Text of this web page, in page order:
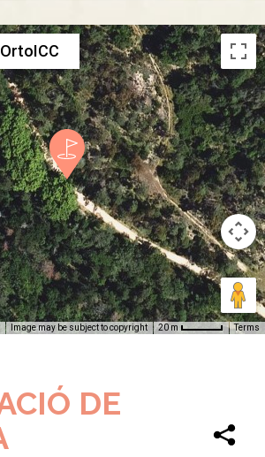
OrtoICC
Image may be subject to copyright 20 m Terms
DE